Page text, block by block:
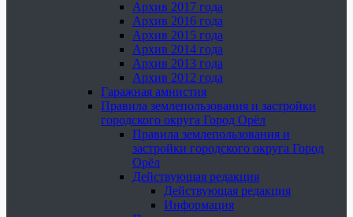
Архив 2017 года
Архив 2016 года
Архив 2015 года
Архив 2014 года
Архив 2013 года
Архив 2012 года
Гаражная амнистия
Правила землепользования и застройки
городского округа Город Орёл
Правила землепользования и
застройки городского округа Город
Орёл
Действующая редакция
Действующая редакция
Информация